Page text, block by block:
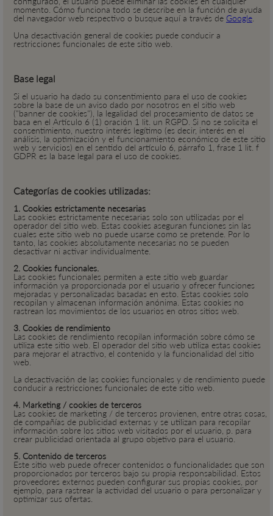
momento. Cómo funciona todo se describe en la función de ayuda
del navegador web respectivo o busque aquí a través de Google
Una desactivación general de cookies puede conducir a
restricciones funcionales de este sitio web.
Base legal
Si el usuario ha dado su consentimiento para el uso de cookies
sobre la base de un aviso dado por nosotros en el sitio web
("banner de cookies"), la legalidad del procesamiento de datos se
basa en el Artículo 6 (1) oración 1 lit. un RGPD. Si no se solicita el
consentimiento, nuestro interés legítimo (es decir, interés en el
análisis, la optimización y el funcionamiento económico de este sitio
web y servicios) en el sentido del artículo 6, párrafo 1, frase 1 lit. f
GDPR es la base legal para el uso de cookies.
Categorías de cookies utilizadas:
1. Cookies estrictamente necesarias
Las cookies estrictamente necesarias solo son utilizadas por el
operador del sitio web. Estas cookies aseguran funciones sin las
cuales este sitio web no puede usarse como se pretende. Por lo
tanto, las cookies absolutamente necesarias no se pueden
desactivar ni activar individualmente.
2. Cookies funcionales.
Las cookies funcionales permiten a este sitio web guardar
información ya proporcionada por el usuario y ofrecer funciones
mejoradas y personalizadas basadas en esto. Estas cookies solo
recopilan y almacenan información anónima. Estas cookies no
rastrean los movimientos de los usuarios en otros sitios web.
3. Cookies de rendimiento
Las cookies de rendimiento recopilan información sobre cómo se
utiliza este sitio web. El operador del sitio web utiliza estas cookies
para mejorar el atractivo, el contenido y la funcionalidad del sitio
web.
La desactivación de las cookies funcionales y de rendimiento puede
conducir a restricciones funcionales de este sitio web.
4. Marketing / cookies de terceros
Las cookies de marketing / de terceros provienen, entre otras cosas,
de compañías de publicidad externas y se utilizan para recopilar
información sobre los sitios web visitados por el usuario, p. para
crear publicidad orientada al grupo objetivo para el usuario.
5. Contenido de terceros
Este sitio web puede ofrecer contenidos o funcionalidades que son
proporcionados por terceros bajo su propia responsabilidad. Estos
proveedores externos pueden configurar sus propias cookies, por
ejemplo, para rastrear la actividad del usuario o para personalizar y
optimizar sus ofertas.